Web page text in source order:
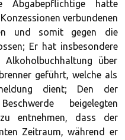
Abgabepflichtige hatte
verbundenen
und somit gegen die
Er hat insbesondere
über
geführt, welche als
dient; Den der
beigelegten
entnehmen, dass der
Zeitraum, während er